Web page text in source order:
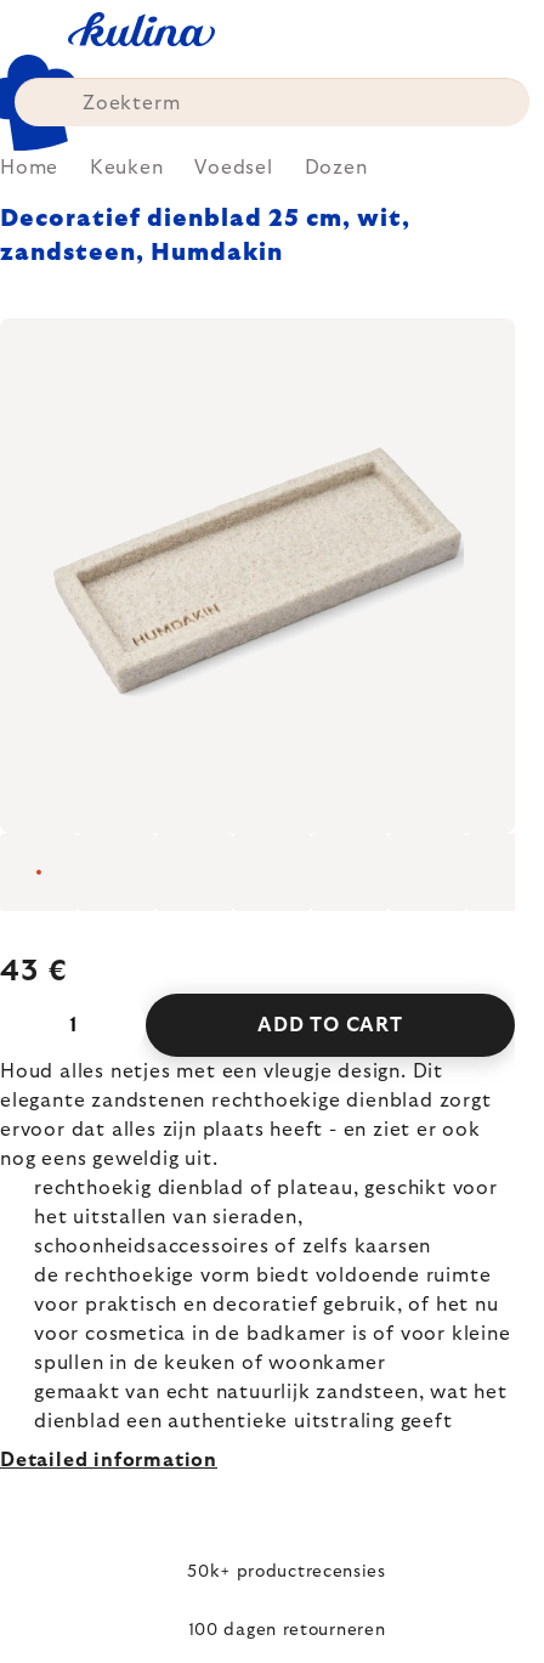
content
Home Keuken Voedsel Dozen
Decoratief dienblad 25 cm, wit,
zandsteen, Humdakin
43 €
ADD TO CART
Houd alles netjes met een vleugje design. Dit
elegante zandstenen rechthoekige dienblad zorgt
ervoor dat alles zijn plaats heeft - en ziet er ook
nog eens geweldig uit.
rechthoekig dienblad of plateau, geschikt voor
het uitstallen van sieraden,
schoonheidsaccessoires of zelfs kaarsen
de rechthoekige vorm biedt voldoende ruimte
voor praktisch en decoratief gebruik, of het nu
voor cosmetica in de badkamer is of voor kleine
spullen in de keuken of woonkamer
gemaakt van echt natuurlijk zandsteen, wat het
dienblad een authentieke uitstraling geeft
Detailed information
50k+ productrecensies
100 dagen retourneren